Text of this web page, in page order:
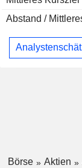
Abstand /
Börse Aktien